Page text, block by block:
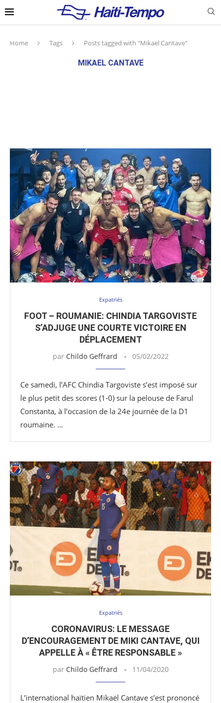
Home Tags Posts tagged with "Mikael Cantave"
MIKAEL CANTAVE
Expatriés
FOOT – ROUMANIE: CHINDIA TARGOVISTE
S’ADJUGE UNE COURTE VICTOIRE EN
DÉPLACEMENT
par Childo Geffrard 05/02/2022
Ce samedi, l’AFC Chindia Targoviste s’est imposé sur
le plus petit des scores (1-0) sur la pelouse de Farul
Constanta, à l’occasion de la 24e journée de la D1
roumaine. …
Expatriés
CORONAVIRUS: LE MESSAGE
D’ENCOURAGEMENT DE MIKI CANTAVE, QUI
APPELLE À « ÊTRE RESPONSABLE »
par Childo Geffrard 11/04/2020
L’international haïtien Mikaël Cantave s’est prononcé